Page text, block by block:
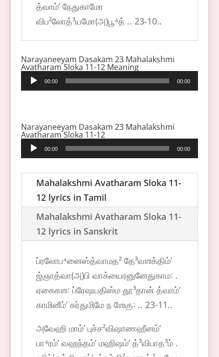
த்வாம்ʼ நேதுகாமோ
விப²லோத்³யமோ(அ)பூ⁴த் .. 23-10..
Narayaneeyam Dasakam 23 Mahalakshmi
Avatharam Sloka 11-12 Meaning
Audio
Player
00:00 00:00
Narayaneeyam Dasakam 23 Mahalakshmi
Avatharam Sloka 11-12
Audio
Player
00:00 00:00
Mahalakshmi Avatharam Sloka 11-
12 lyrics in Tamil
Mahalakshmi Avatharam Sloka 11-
12 lyrics in Sanskrit
ப்ரலோப⁴னைஸ்த்வாமத² தே³வஶக்திம்ʼ
ஜ்ஞாத்வா(அ)பி வாக்யைரனுனேதுகாம꞉ .
ஏகைகஶ꞉ ப்ரேஷயதிஸ்ம தூ³தான் த்வாம்ʼ
காமினீம்ʼ கர்துமிமே ந ஶேகு꞉ .. 23-11..
அவேஹி மாம்ʼ புச்ச²விஷாணஹீனம்ʼ
பா⁴ரம்ʼ வஹந்தம்ʼ மஹிஷம்ʼ த்³விபாத³ம் .